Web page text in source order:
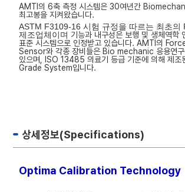
AMTI의 6축 측정 시스템은 30여년간
최고봉을 지켜왔습니다.
ASTM F3109-16 시험 규정을 따르는 최초의
제조업체이며 기능과 내구성은 보행 및 생체역학
표준 시스템으로 인정받고 있습니다. AMTI의
Sensor와 각종 장비들은 Bio mechanic 응용연구
있으며, ISO 13485 의료기 등급 기준에 의해 제
Grade System입니다.
상세정보(Specifications)
Optima Calibration Technology